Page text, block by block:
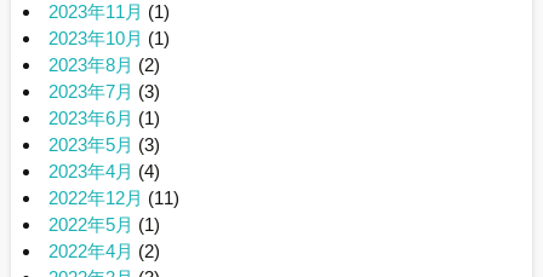
2023年11月 (1)
2023年10月 (1)
2023年8月 (2)
2023年7月 (3)
2023年6月 (1)
2023年5月 (3)
2023年4月 (4)
2022年12月 (11)
2022年5月 (1)
2022年4月 (2)